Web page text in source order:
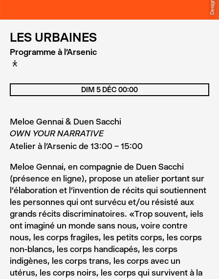
LES URBAINES
Programme à l'Arsenic
D
Meloe Gennai & Duen Sacchi
OWN YOUR NARRATIVE
Atelier à l’Arsenic de 13:00 – 15:00
Meloe Gennai, en compagnie de Duen Sacchi
(présence en ligne), propose un atelier portant sur
l’élaboration et l’invention de récits qui soutiennent
les personnes qui ont survécu et/ou résisté aux
grands récits discriminatoires. «Trop souvent, iels
ont imaginé un monde sans nous, voire contre
nous, les corps fragiles, les petits corps, les corps
non-blancs, les corps handicapés, les corps
indigènes, les corps trans, les corps avec un
utérus, les corps noirs, les corps qui survivent à la
DIM 5 DÉC 00:00